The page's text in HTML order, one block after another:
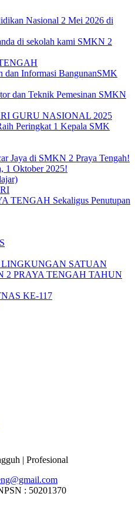
Nasional 2 Mei 2026 di
di sekolah kami SMKN 2
dan Informasi BangunanSMK
dan Teknik Pemesinan SMKN
GURU NASIONAL 2025
Peringkat 1 Kepala SMK
Jaya di SMKN 2 Praya Tengah!
1 Oktober 2025!
TENGAH Sekaligus Penutupan
SATUAN
PRAYA TENGAH TAHUN
KE-117
| Profesional
: 50201370